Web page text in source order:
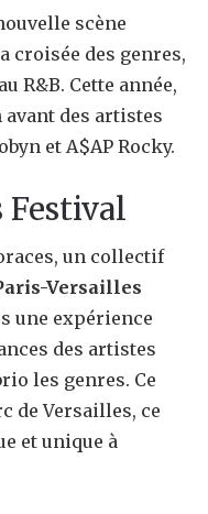
scène
croisée des genres,
R&B. Cette année,
avant des artistes
et A$AP Rocky.
Festival
un collectif
Versailles
une expérience
des artistes
les genres. Ce
de Versailles, ce
et unique à